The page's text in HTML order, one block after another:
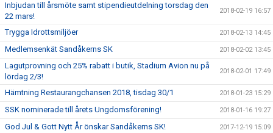
Inbjudan till årsmöte samt stipendieutdelning torsdag den
22 mars!
2018-02-19 16:57
Trygga Idrottsmiljöer 2018-02-13 14:45
Medlemsenkät Sandåkerns SK 2018-02-02 13:45
Lagutprovning och 25% rabatt i butik, Stadium Avion nu på
lördag 2/3!
2018-02-01 17:49
Hämtning Restaurangchansen 2018, tisdag 30/1 2018-01-23 15:29
SSK nominerade till årets Ungdomsförening! 2018-01-16 19:27
God Jul & Gott Nytt År önskar Sandåkerns SK! 2017-12-19 15:09